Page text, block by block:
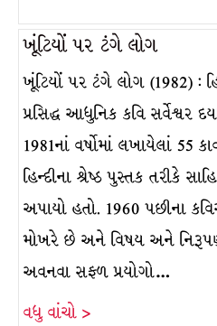
ખૂંટિયોં પર ટંગે લોગ
ખૂંટિયોં પર ટંગે લોગ (1982) :
પ્રસિદ્ધ આધુનિક કવિ સર્વેશ્વર
1981નાં વર્ષોમાં લખાયેલાં 55
હિન્દીના શ્રેષ્ઠ પુસ્તક તરીકે
અપાયો હતો. 1960 પછીના
મોખરે છે અને વિષય અને
અવનવા સફળ પ્રયોગો…
વધુ વાંચો >